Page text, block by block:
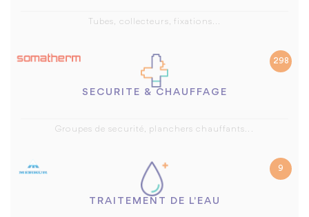
Tubes, collecteurs, fixations...
298
SECURITE & CHAUFFAGE
Groupes de securité, planchers chauffants...
9
TRAITEMENT DE L'EAU